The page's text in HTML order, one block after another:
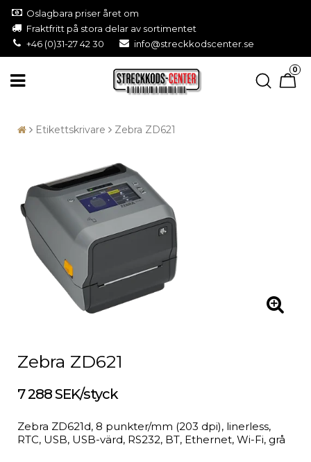
Oslagbara priser året om
Fraktfritt på stora delar av sortimentet
+46 (0)31-27 42 30
info@streckkodscenter.se
0
Etikettskrivare Zebra ZD621
Zebra ZD621
7 288 SEK/styck
Zebra ZD621d, 8 punkter/mm (203 dpi), linerless,
RTC, USB, USB-värd, RS232, BT, Ethernet, Wi-Fi, grå